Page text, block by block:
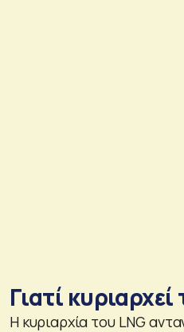
Γιατί κυριαρχεί
Η κυριαρχία του LNG